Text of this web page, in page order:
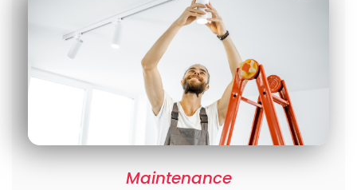
Maintenance